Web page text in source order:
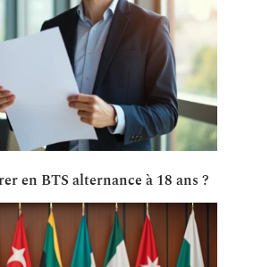
en BTS alternance à 18 ans ?